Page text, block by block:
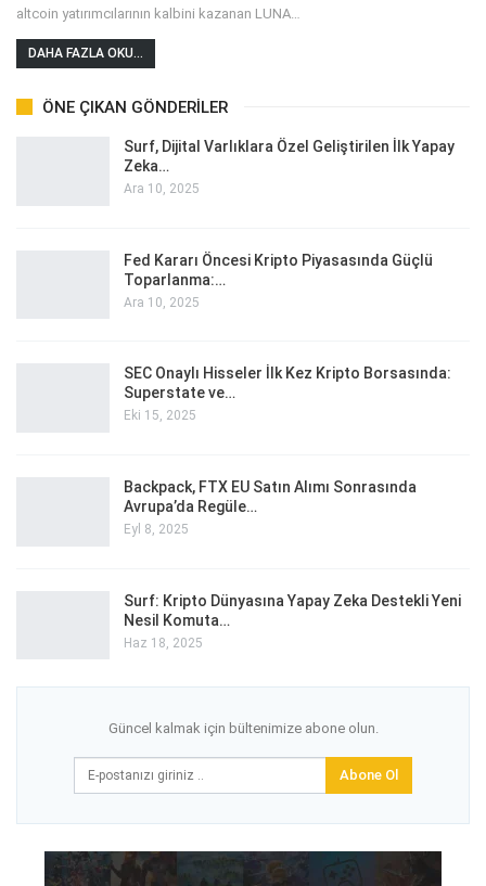
altcoin yatırımcılarının kalbini kazanan LUNA
DAHA FAZLA OKU...
ÖNE ÇIKAN GÖNDERILER
Surf, Dijital Varlıklara Özel Geliştirilen İlk Yapay
Zeka…
Ara 10, 2025
Fed Kararı Öncesi Kripto Piyasasında Güçlü
Toparlanma:…
Ara 10, 2025
SEC Onaylı Hisseler İlk Kez Kripto Borsasında:
Superstate ve…
Eki 15, 2025
Backpack, FTX EU Satın Alımı Sonrasında
Avrupa’da Regüle…
Eyl 8, 2025
Surf: Kripto Dünyasına Yapay Zeka Destekli Yeni
Nesil Komuta…
Haz 18, 2025
Güncel kalmak için bültenimize abone olun.
Abone Ol